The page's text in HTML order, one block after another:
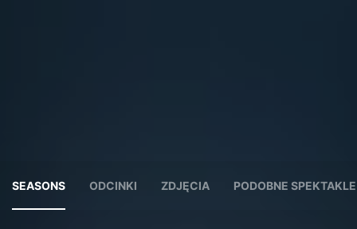
SEASONS ODCINKI ZDJĘCIA PODOBNE SPEKTAKLE